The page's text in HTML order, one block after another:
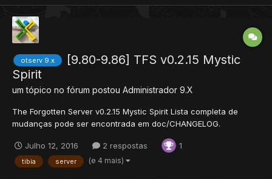
otserv 9.x
[9.80-9.86] TFS v0.2.15 Mystic
Spirit
um tópico no fórum postou Administrador 9.X
The Forgotten Server v0.2.15 Mystic Spirit Lista completa de
mudanças pode ser encontrada em doc/CHANGELOG.
mounts e outfits, Twist of Fate, stamina system, unfair fight
reduction, global inbox, um monte de optimizaçõese...
Julho 12, 2016 2 respostas 1
tibia server (e 4 mais)